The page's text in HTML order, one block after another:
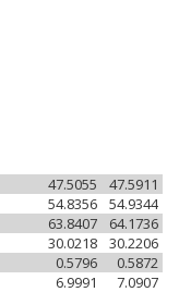
47.5911
47.5055
54.9344
54.8356
64.1736
63.8407
30.2206
30.0218
0.5872
0.5796
7.0907
6.9991